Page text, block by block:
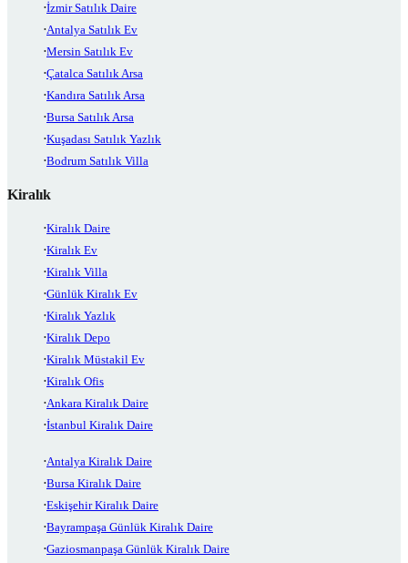
İzmir Satılık Daire
Antalya Satılık Ev
Mersin Satılık Ev
Çatalca Satılık Arsa
Kandıra Satılık Arsa
Bursa Satılık Arsa
Kuşadası Satılık Yazlık
Bodrum Satılık Villa
Kiralık
Kiralık Daire
Kiralık Ev
Kiralık Villa
Günlük Kiralık Ev
Kiralık Yazlık
Kiralık Depo
Kiralık Müstakil Ev
Kiralık Ofis
Ankara Kiralık Daire
İstanbul Kiralık Daire
Antalya Kiralık Daire
Bursa Kiralık Daire
Eskişehir Kiralık Daire
Bayrampaşa Günlük Kiralık Daire
Gaziosmanpaşa Günlük Kiralık Daire